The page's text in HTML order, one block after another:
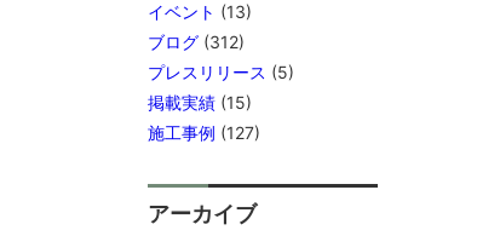
イベント (13)
ブログ (312)
プレスリリース (5)
掲載実績 (15)
施工事例 (127)
アーカイブ